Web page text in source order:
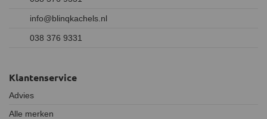
info@blinqkachels.nl
038 376 9331
Klantenservice
Advies
Alle merken